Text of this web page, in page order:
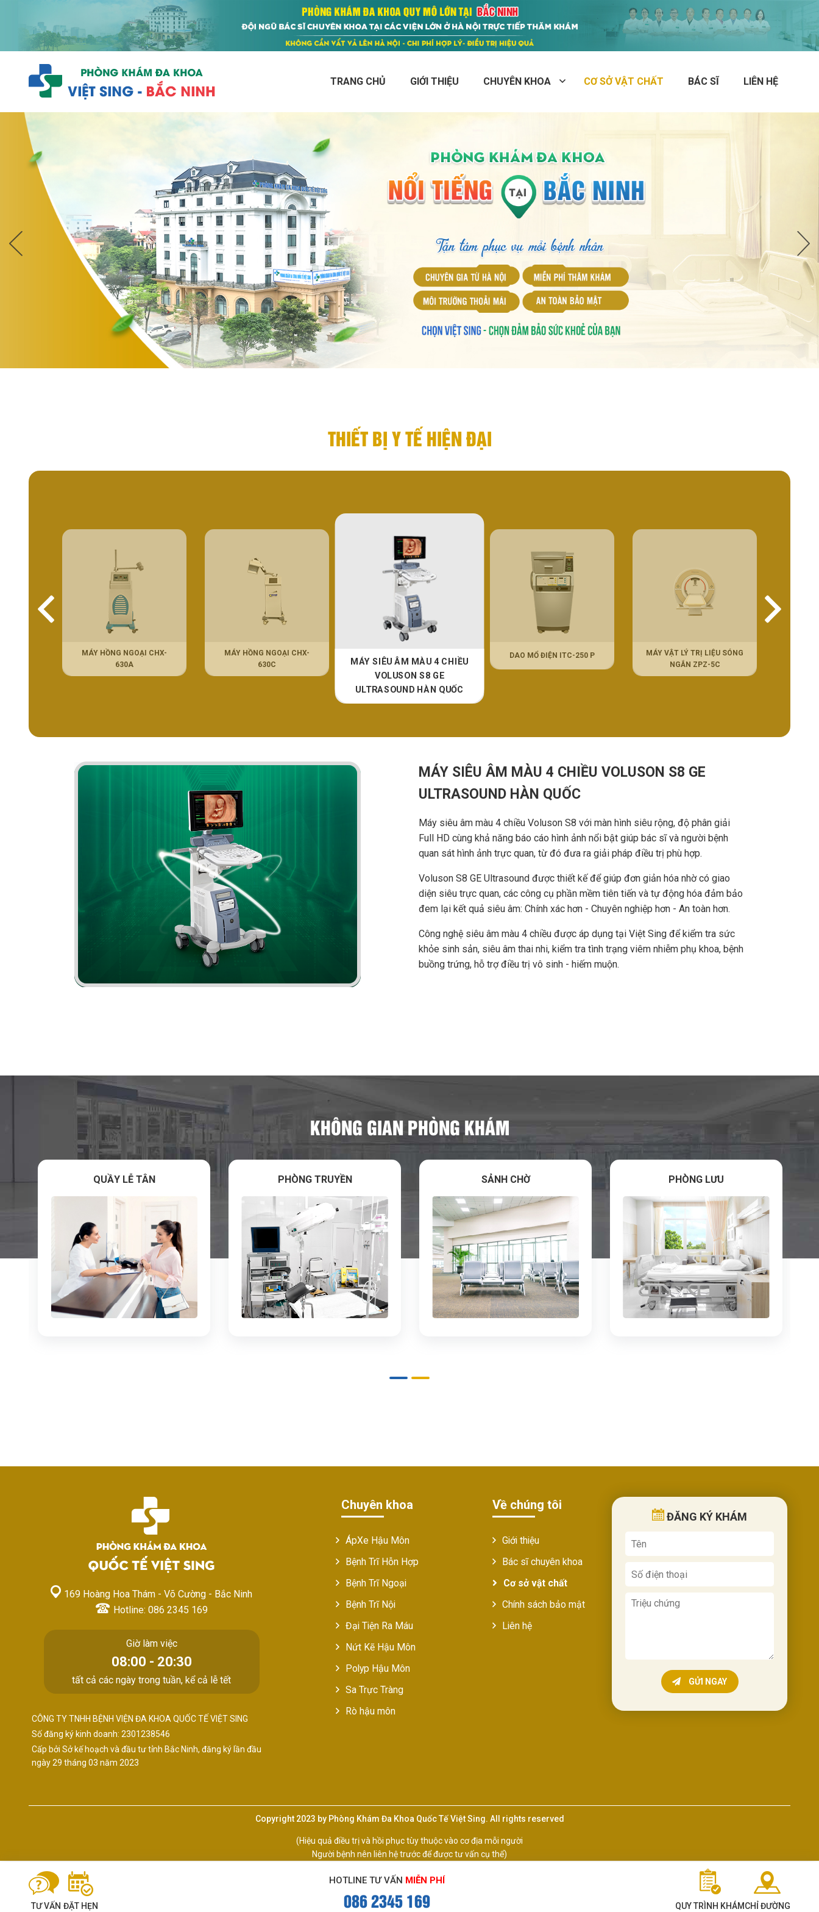
TRANG CHỦ GIỚI THIỆU CHUYÊN KHOA CƠ SỞ VẬT CHẤT BÁC SĨ LIÊN HỆ
THIẾT BỊ Y TẾ HIỆN ĐẠI
MÁY HỒNG NGOẠI CHX-
630A
MÁY HỒNG NGOẠI CHX-
630C
MÁY SIÊU ÂM MÀU 4 CHIỀU
VOLUSON S8 GE
ULTRASOUND HÀN QUỐC
DAO MỔ ĐIỆN ITC-250 P
MÁY VẬT LÝ TRỊ LIỆU SÓNG
NGẮN ZPZ-5C
MÁY SIÊU ÂM MÀU 4 CHIỀU VOLUSON S8 GE
ULTRASOUND HÀN QUỐC
Máy siêu âm màu 4 chiều Voluson S8 với màn hình siêu rộng, độ phân giải
Full HD cùng khả năng báo cáo hình ảnh nổi bật giúp bác sĩ và người bệnh
quan sát hình ảnh trực quan, từ đó đưa ra giải pháp điều trị phù hợp.
Voluson S8 GE Ultrasound được thiết kế để giúp đơn giản hóa nhờ có giao
diện siêu trực quan, các công cụ phần mềm tiên tiến và tự động hóa đảm bảo
đem lại kết quả siêu âm: Chính xác hơn - Chuyên nghiệp hơn - An toàn hơn.
Công nghệ siêu âm màu 4 chiều được áp dụng tại Việt Sing để kiểm tra sức
khỏe sinh sản, siêu âm thai nhi, kiểm tra tình trạng viêm nhiễm phụ khoa, bệnh
buồng trứng, hỗ trợ điều trị vô sinh - hiếm muộn.
KHÔNG GIAN PHÒNG KHÁM
QUẦY LỄ TÂN PHÒNG TRUYỀN SẢNH CHỜ PHÒNG LƯU
169 Hoàng Hoa Thám - Võ Cường - Bắc Ninh
Hotline: 086 2345 169
Giờ làm việc
08:00 - 20:30
tất cả các ngày trong tuần, kể cả lễ tết
CÔNG TY TNHH BỆNH VIỆN ĐA KHOA QUỐC TẾ VIỆT SING
Số đăng ký kinh doanh: 2301238546
Cấp bởi Sở kế hoạch và đầu tư tỉnh Bắc Ninh, đăng ký lần đầu
ngày 29 tháng 03 năm 2023
Chuyên khoa
ÁpXe Hậu Môn
Bệnh Trĩ Hỗn Hợp
Bệnh Trĩ Ngoại
Bệnh Trĩ Nội
Đại Tiện Ra Máu
Nứt Kẽ Hậu Môn
Polyp Hậu Môn
Sa Trực Tràng
Rò hậu môn
Về chúng tôi
Giới thiệu
Bác sĩ chuyên khoa
Cơ sở vật chất
Chính sách bảo mật
Liên hệ
ĐĂNG KÝ KHÁM
GỬI NGAY
Copyright 2023 by Phòng Khám Đa Khoa Quốc Tế Việt Sing. All rights reserved
(Hiệu quả điều trị và hồi phục tùy thuộc vào cơ địa mỗi người
Người bệnh nên liên hệ trước để được tư vấn cụ thể)
TƯ VẤN ĐẶT HẸN
HOTLINE TƯ VẤN MIỄN PHÍ
086 2345 169 QUY TRÌNH KHÁMCHỈ ĐƯỜNG